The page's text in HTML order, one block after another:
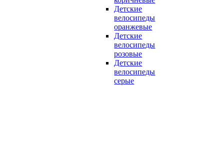
Детские
велосипеды
оранжевые
Детские
велосипеды
розовые
Детские
велосипеды
серые